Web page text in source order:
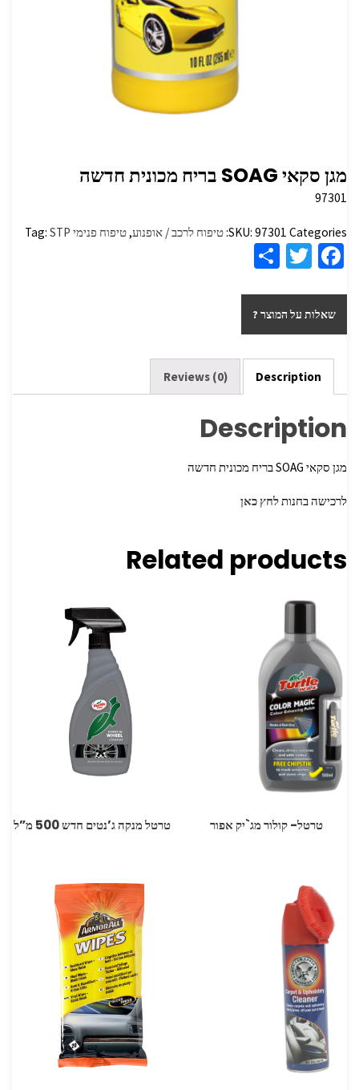
מגן סקאי SOAG בריח מכונית חדשה
97301
SKU: 97301 Categories: טיפוח לרכב / אופנוע,טיפוח פנימי Tag: STP
Fa
b
o
o
k
T
tt
er
ar
e
שאלות על המוצר ?
Description
Reviews (0)
Description
מגן סקאי SOAG בריח מכונית חדשה
לרכישה בחנותלחץ כאן
Related products
טרטל- קולור מג`יק אפור טרטל מנקה ג’נטים חדש 500 מ”ל